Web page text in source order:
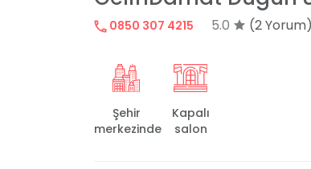
0850 307 4215 5.0 (2 Yorum)
Şehir
merkezinde
Kapalı
salon